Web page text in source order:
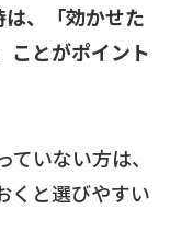
、「効かせた
ことがポイント
いない方は、
くと選びやすい